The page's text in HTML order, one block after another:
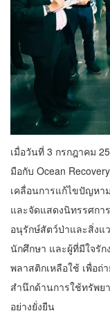
เมื่อวันที่ 3 กรกฎาคม
มือกับ Ocean
เคลื่อนการแก้ไขปัญหา
และจัดแสดงนิทรรศกา
อนุรักษ์สัตว์ป่าและสิ่งแ
นักศึกษา และผู้ที่มีใจรั
พลาสติกเหลือใช้ เพื่อ
สำนึกด้านการใช้ทรัพ
อย่างยั่งยืน